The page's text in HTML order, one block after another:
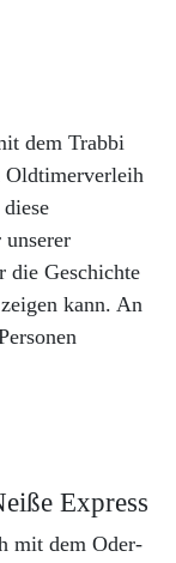
dem Trabbi
Oldtimerverleih
die Geschichte
kann. An
Express
mit dem Oder-